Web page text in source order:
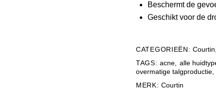
Beschermt de
Geschikt voor de
CATEGORIEËN:Courtin
TAGS:acne alle
overmatige talgproductie
MERK:Courtin